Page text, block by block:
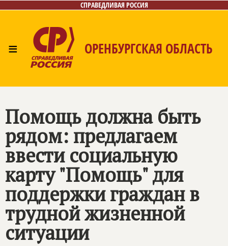
СПРАВЕДЛИВАЯ РОССИЯ
≡ ОРЕНБУРГСКАЯ ОБЛАСТЬ
Помощь должна быть
рядом: предлагаем
ввести социальную
карту "Помощь" для
поддержки граждан в
трудной жизненной
ситуации